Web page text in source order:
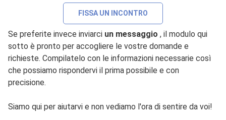
FISSA UN INCONTRO
Se preferite invece inviarci un messaggio , il modulo qui
sotto è pronto per accogliere le vostre domande e
richieste. Compilatelo con le informazioni necessarie così
che possiamo rispondervi il prima possibile e con
precisione.
Siamo qui per aiutarvi e non vediamo l'ora di sentire da voi!